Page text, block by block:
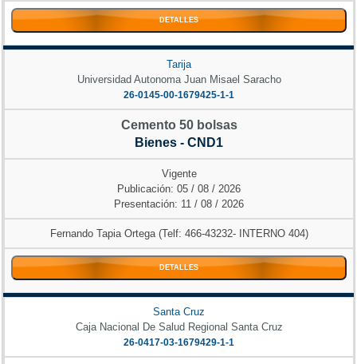
DETALLES
Tarija
Universidad Autonoma Juan Misael Saracho
26-0145-00-1679425-1-1
Cemento 50 bolsas
Bienes - CND1
Vigente
Publicación: 05 / 08 / 2026
Presentación: 11 / 08 / 2026
Fernando Tapia Ortega (Telf: 466-43232- INTERNO 404)
DETALLES
Santa Cruz
Caja Nacional De Salud Regional Santa Cruz
26-0417-03-1679429-1-1